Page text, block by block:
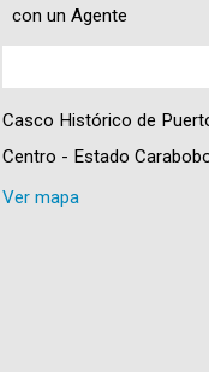
con un Agente
Casco Histórico de
Centro - Estado
Ver mapa